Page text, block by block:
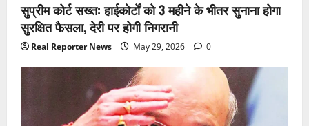
सुप्रीम कोर्ट सख्त: हाईकोर्टों को 3 महीने के भीतर सुनाना होगा
सुरक्षित फैसला, देरी पर होगी निगरानी
Real Reporter News May 29, 2026 0